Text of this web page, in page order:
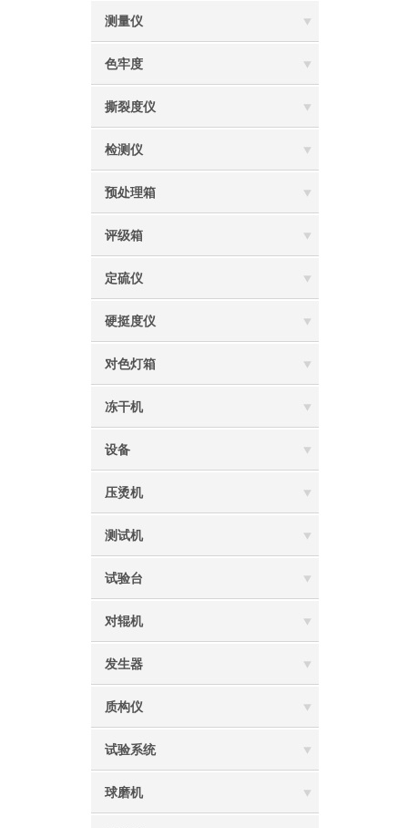
测量仪
色牢度
撕裂度仪
检测仪
预处理箱
评级箱
定硫仪
硬挺度仪
对色灯箱
冻干机
设备
压烫机
测试机
试验台
对辊机
发生器
质构仪
试验系统
球磨机